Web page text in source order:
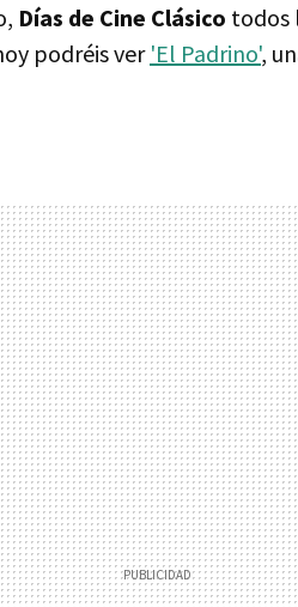
Días de Cine Clásico todos
podréis ver 'El Padrino',